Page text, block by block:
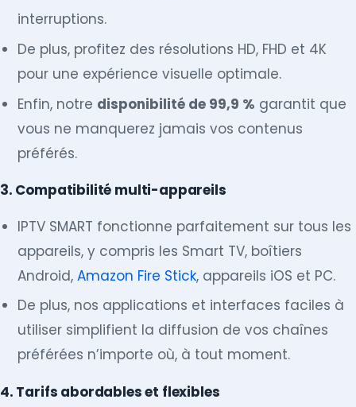
interruptions.
De plus, profitez des résolutions HD, FHD et 4K
pour une expérience visuelle optimale.
Enfin, notre disponibilité de 99,9 % garantit que
vous ne manquerez jamais vos contenus
préférés.
3. Compatibilité multi-appareils
IPTV SMART fonctionne parfaitement sur tous les
appareils, y compris les Smart TV, boîtiers
Android,Amazon Fire Stick, appareils iOS et PC.
De plus, nos applications et interfaces faciles à
utiliser simplifient la diffusion de vos chaînes
préférées n’importe où, à tout moment.
4. Tarifs abordables et flexibles